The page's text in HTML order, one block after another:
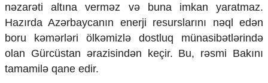
nəzarəti altına verməz və buna imkan yaratmaz.
Hazırda Azərbaycanın enerji resurslarını nəql edən
boru kəmərləri ölkəmizlə dostluq münasibətlərində
olan Gürcüstan ərazisindən keçir. Bu, rəsmi Bakını
tamamilə qane edir.